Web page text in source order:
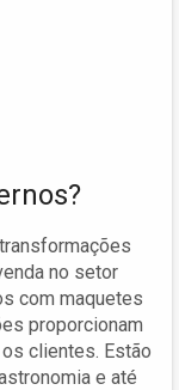
no setor
com maquetes
proporcionam
clientes. Estão
e até